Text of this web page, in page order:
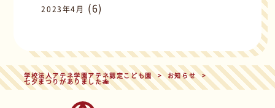
2023年4月 (6)
学校法人アテネ学園アテネ認定こども園 > お知らせ >
七夕まつりがありました🎋